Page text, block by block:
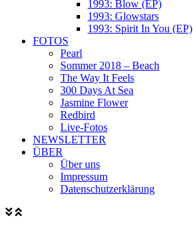
1993: Blow (EP)
1993: Glowstars
1993: Spirit In You (EP)
FOTOS
Pearl
Sommer 2018 – Beach
The Way It Feels
300 Days At Sea
Jasmine Flower
Redbird
Live-Fotos
NEWSLETTER
ÜBER
Über uns
Impressum
Datenschutzerklärung